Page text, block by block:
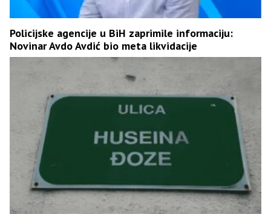
Policijske agencije u BiH zaprimile informaciju:
Novinar Avdo Avdić bio meta likvidacije